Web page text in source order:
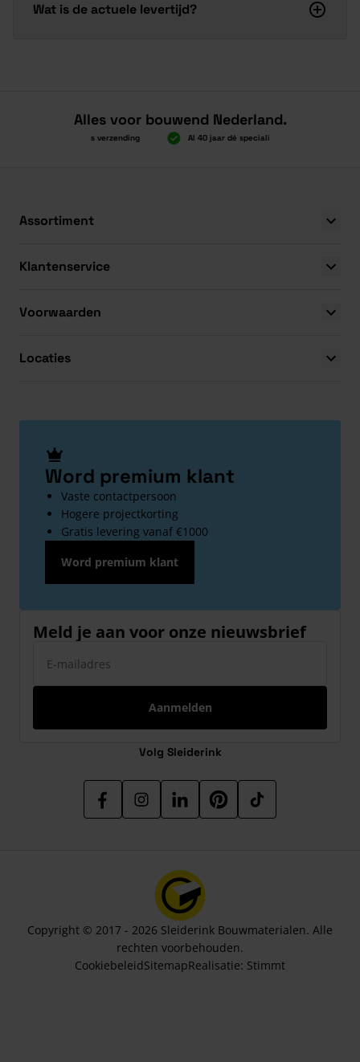
Wat is de actuele levertijd?
Alles voor bouwend Nederland.
Boven 2.000 gratis verzending Al 40 jaar dé specialist
Assortiment
Klantenservice
Voorwaarden
Locaties
Word premium klant
Vaste contactpersoon
Hogere projectkorting
Gratis levering vanaf €1000
Word premium klant
Meld je aan voor onze nieuwsbrief
Aanmelden
Volg Sleiderink
Copyright © 2017 - 2026 Sleiderink Bouwmaterialen. Alle
rechten voorbehouden.
CookiebeleidSitemapRealisatie: Stimmt